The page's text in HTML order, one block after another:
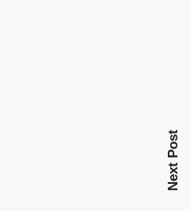
Next Post